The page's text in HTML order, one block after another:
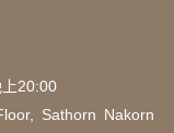
上20:00
Sathorn Nakorn